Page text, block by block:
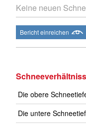
Keine neuen
Bericht einreichen
Die obere
Die untere